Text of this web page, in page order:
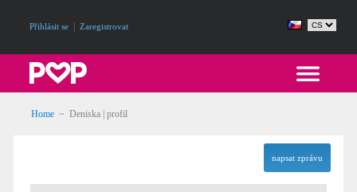
Přihlásit se Zaregistrovat
Home ~ Deniska | profil
napsat zprávu